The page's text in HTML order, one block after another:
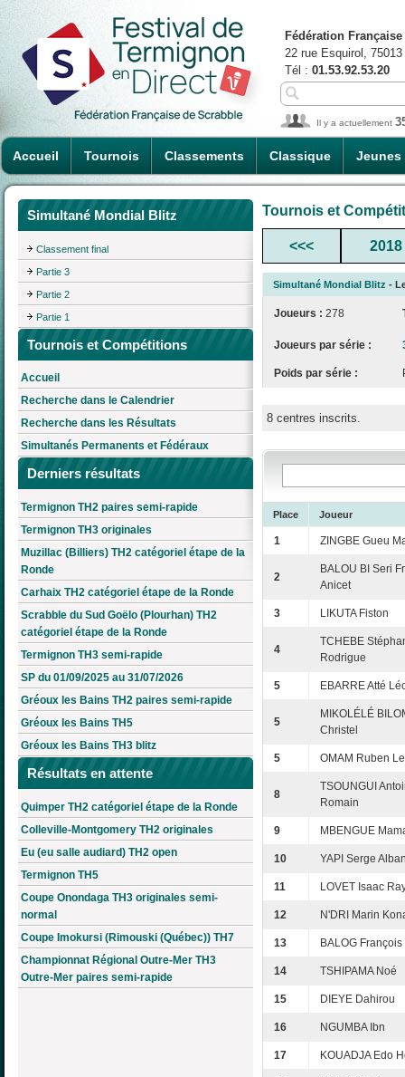
Accueil Tournois Classements Classique Jeunes
Fédération
22 rue Esquirol,
Tél : 01.53.92.53.20
Il y a actuellement
Simultané Mondial Blitz
Classement final
Partie 3
Partie 2
Partie 1
Tournois et Compétitions
Accueil
Recherche dans le Calendrier
Recherche dans les Résultats
Simultanés Permanents et Fédéraux
Derniers résultats
Termignon TH2 paires semi-rapide
Termignon TH3 originales
Muzillac (Billiers) TH2 catégoriel étape de la
Ronde
Carhaix TH2 catégoriel étape de la Ronde
Scrabble du Sud Goëlo (Plourhan) TH2
catégoriel étape de la Ronde
Termignon TH3 semi-rapide
SP du 01/09/2025 au 31/07/2026
Gréoux les Bains TH2 paires semi-rapide
Gréoux les Bains TH5
Gréoux les Bains TH3 blitz
Résultats en attente
Quimper TH2 catégoriel étape de la Ronde
Colleville-Montgomery TH2 originales
Eu (eu salle audiard) TH2 open
Termignon TH5
Coupe Onondaga TH3 originales semi-
normal
Coupe Imokursi (Rimouski (Québec)) TH7
Championnat Régional Outre-Mer TH3
Outre-Mer paires semi-rapide
Tournois et
<<< 2018
Simultané Mondial Blitz -
Joueurs : 278
Joueurs par série :
Poids par série :
8 centres inscrits.
Place Joueur
1 ZINGBE Gueu
2
BALOU BI Seri
Anicet
3 LIKUTA Fiston
4
TCHEBE
Rodrigue
5 EBARRE Atté
5
MIKOLÉLÉ
Christel
5 OMAM Ruben
8
TSOUNGUI
Romain
9 MBENGUE
10 YAPI Serge
11 LOVET Isaac
12 N'DRI Marin
13 BALOG
14 TSHIPAMA Noé
15 DIEYE Dahirou
16 NGUMBA Ibn
17 KOUADJA Edo